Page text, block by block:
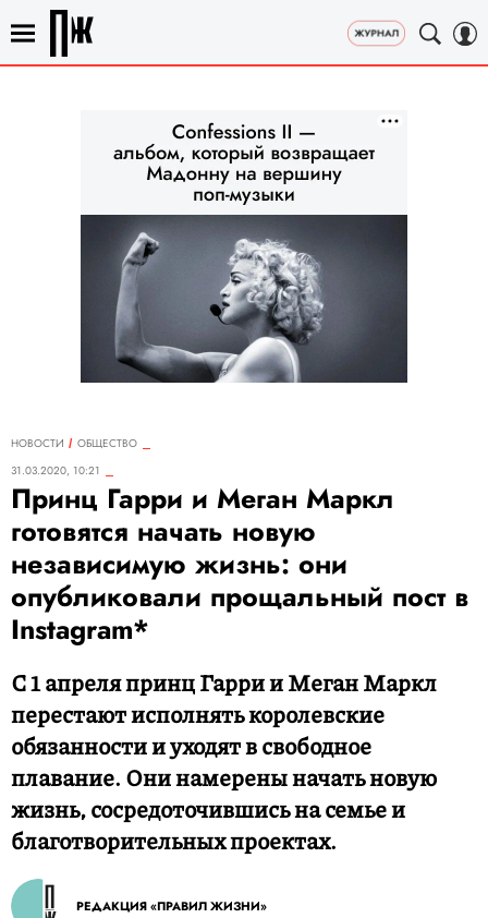
НОВОСТИ
ОБЩЕСТВО
31.03.2020, 10:21
Принц Гарри и Меган Маркл
готовятся начать новую
независимую жизнь: они
опубликовали прощальный пост в
Instagram*
С 1 апреля принц Гарри и Меган Маркл
перестают исполнять королевские
обязанности и уходят в свободное
плавание. Они намерены начать новую
жизнь, сосредоточившись на семье и
благотворительных проектах.
РЕДАКЦИЯ «ПРАВИЛ ЖИЗНИ»